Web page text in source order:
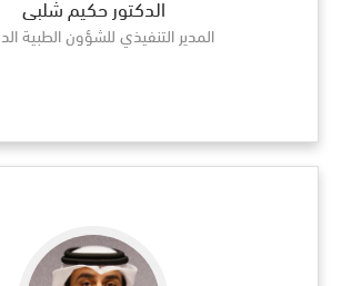
الدكتور حكيم شلبى
المدير التنفيذي للشؤون الطبية